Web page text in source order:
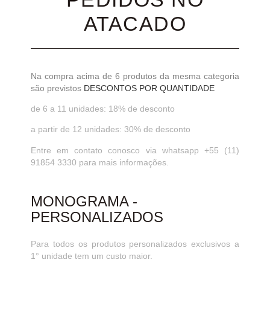
ATACADO
Na compra acima de 6 produtos da mesma categoria
são previstosDESCONTOS POR QUANTIDADE
de 6 a 11 unidades: 18% de desconto
a partir de 12 unidades: 30% de desconto
Entre em contato conosco via whatsapp +55 (11)
91854 3330 para mais informações.
MONOGRAMA -
PERSONALIZADOS
Para todos os produtos personalizados exclusivos a
1° unidade tem um custo maior.